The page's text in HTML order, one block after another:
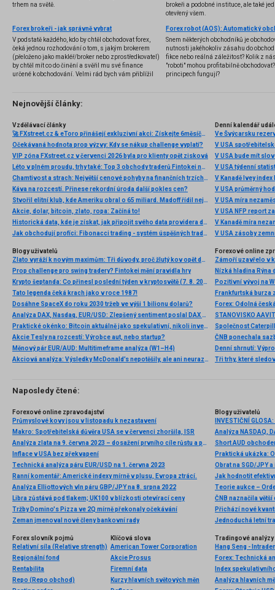
trhem na světě.
brokeři a podobné instituce, ale také
otevřený všem.
Forex brokeři - jak správně vybrat
V podstatě každého, kdo by chtěl obchodovat forex,
čeká jednou rozhodování o tom, s jakým brokerem
(přeloženo jako makléř/broker nebo zprostředkovatel)
by chtěl mít co do činění a svěřil mu své finance
určené k obchodování. Velmi rád bych vám přiblížil
několik příkladů nejznámějších z nich.
Snem některých obchodníků je
nutnosti jakéhokoliv zásahu do
fikce nebo reálná záležitost? Kolik z
"roboti" mohou profitabilně
principech fungují?
Nejnovější články:
Vzdělávací články
🚀 FXstreet.cz & eToro přinášejí exkluzivní akci: Získejte 6měsíční členství ve VIP zóně ZDARMA
Očekávaná hodnota prop výzvy: Kdy se nákup challenge vyplatí?
VIP zóna FXstreet.cz v červenci 2026 byla pro klienty opět zisková
Léto v plném proudu, trhy také: Top 3 obchody traderů Fintokei na indexech a zlatě
Chamtivost a strach: Největší cenové pohyby na finančních trzích (červenec 2026)
Káva na rozcestí. Přinese rekordní úroda další pokles cen?
Stvořil elitní klub, kde Ameriku obral o 65 miliard. Madoff řídil největší Ponzi dějin
Akcie, dolar, bitcoin, zlato, ropa: Začíná to!
Historická data, kde je získat, jak připojit svého data providera do MultiCharts a proč je budeme potřebovat? (4. díl)
Jak obchodují profíci: Fibonacci trading - systém úspěšných traderů
Denní kalendář
Ve Švýcarsku
V USA
V USA bude mít
V USA týdenní
V Kanadě Ivey index
V USA průměrný
V USA míra
V USA NFP report
V Kanadě míra
V USA zásoby
Blogy uživatelů
Zlato vyráží k novým maximům: Tři důvody, proč žlutý kov opět dominuje
Prop challenge pro swing tradery? Fintokei mění pravidla hry
Krypto šeptanda: Co přinesl poslední týden v kryptosvětě (7. 8. 2026)
Tato legenda čeká krach jako v roce 1987!
Dosáhne SpaceX do roku 2030 tržeb ve výši 1 bilionu dolarů?
Analýza DAX, Nasdaq, EUR/USD: Zlepšený sentiment poslal DAX na nová maxima
Praktické okénko: Bitcoin aktuálně jako spekulativní, nikoli investiční aktivum
Akcie Tesly na rozcestí: Výrobce aut, nebo startup?
Měnový pár EUR/AUD: Multitimeframe analýza (W1–H4)
Akciová analýza: Výsledky McDonald’s nepotěšily, ale ani neurazily. Jakou vizi společnost prezentovala?
Forexové online
Nízká hladina
Pozitivní vývoj na
Frankfurtská burza
Denní shrnutí:
Tři trhy, které
Naposledy čtené:
Forexové online zpravodajství
Průmyslové kovy jsou v listopadu k nezastavení
Makro: Spotřebitelská důvěra USA se v červenci zhoršila, ISR
Analýza zlata na 9. června 2023 – dosažení prvního cíle růstu a potenciál dalšího růstu
Inflace v USA bez překvapení
Technická analýza páru EUR/USD na 1. června 2023
Ranní komentář: Americké indexy mírně v plusu, Evropa ztrácí.
Analýza Elliottových vln páru GBP/JPY na 8. srpna 2022
Libra zůstává pod tlakem; UK100 v blízkosti otevírací ceny
Tržby Domino's Pizza ve 2Q mírně překonaly očekávání
Zeman jmenoval nové členy bankovní rady
Blogy uživatelů
Short AUD
Praktická ukázka:
Obrat na SGD/JPY
Jak hodnotit
Teorie aukce –
Přichází nové
Jednoduchá letní
Forex slovník pojmů
Relativní síla (Relative strength)
Regionální fond
Rentabilita
Repo (Repo obchod)
Klíčová slova
American Tower Corporation
Akcie Prosus
Firemní data
Kurzy hlavních světových měn
Tradingové analýzy
Hang Seng -
Forex: Technická
Index
Analýza hlavních